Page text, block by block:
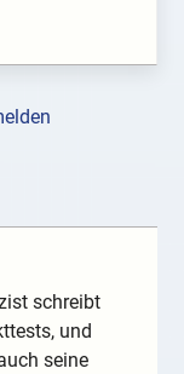
schreibt
und
seine